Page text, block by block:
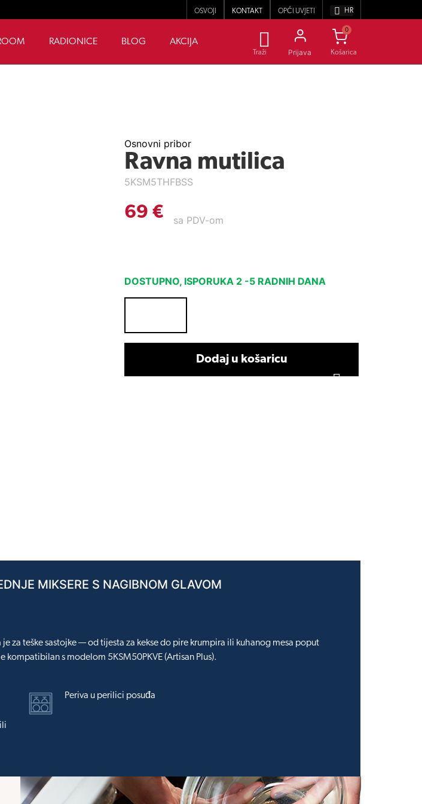
OSVOJI KONTAKT OPĆI UVJETI HR
RADIONICE BLOG AKCIJA
Traži Prijava
0
Osnovni pribor
Ravna mutilica
5KSM5THFBSS
69 € sa PDV-om
DOSTUPNO, ISPORUKA 2 -5 RADNIH DANA
Dodaj u košaricu
MIKSERE S NAGIBNOM GLAVOM
za teške sastojke — od tijesta za kekse do pire krumpira ili kuhanog mesa poput
s modelom 5KSM50PKVE (Artisan Plus).
Periva u perilici posuđa